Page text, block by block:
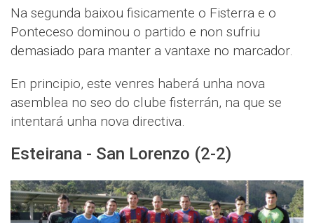
Na segunda baixou fisicamente o Fisterra e o
Ponteceso dominou o partido e non sufriu
demasiado para manter a vantaxe no marcador.
En principio, este venres haberá unha nova
asemblea no seo do clube fisterrán, na que se
intentará unha nova directiva.
Esteirana - San Lorenzo (2-2)